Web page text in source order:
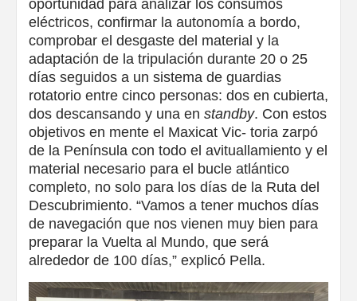
oportunidad para analizar los consumos
eléctricos, confirmar la autonomía a bordo,
comprobar el desgaste del material y la
adaptación de la tripulación durante 20 o 25
días seguidos a un sistema de guardias
rotatorio entre cinco personas: dos en cubierta,
dos descansando y una en standby. Con estos
objetivos en mente el Maxicat Vic- toria zarpó
de la Península con todo el avituallamiento y el
material necesario para el bucle atlántico
completo, no solo para los días de la Ruta del
Descubrimiento. “Vamos a tener muchos días
de navegación que nos vienen muy bien para
preparar la Vuelta al Mundo, que será
alrededor de 100 días,” explicó Pella.